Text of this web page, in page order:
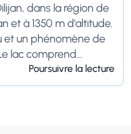
dans la région de
et à 1350 m d'altitude.
et un phénomène de
lac comprend...
Poursuivre la lecture